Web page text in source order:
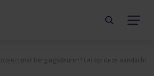
met bergingsdeuren? Let op deze